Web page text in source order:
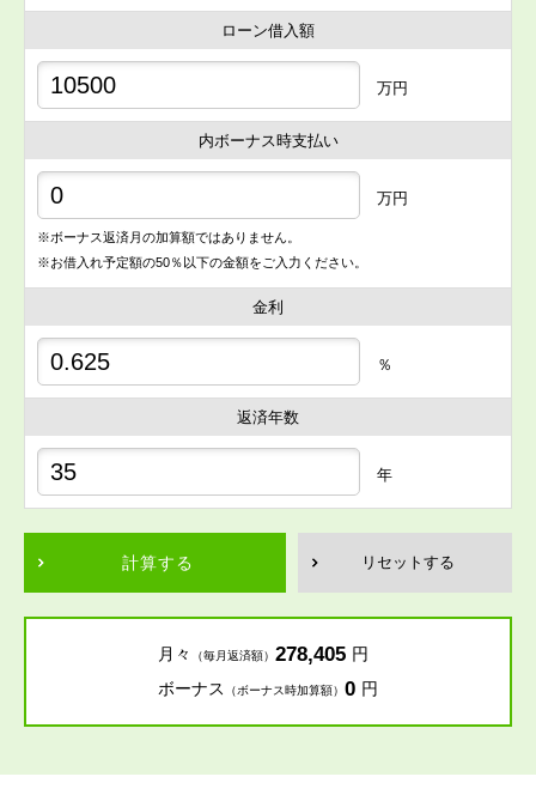
ローン借入額
万円
内ボーナス時支払い
万円
※ボーナス返済月の加算額ではありません。
※お借入れ予定額の50％以下の金額をご入力ください。
金利
％
返済年数
年
計算する リセットする
月々 （毎月返済額） 278,405 円
ボーナス
（ボーナス時加算額） 0 円